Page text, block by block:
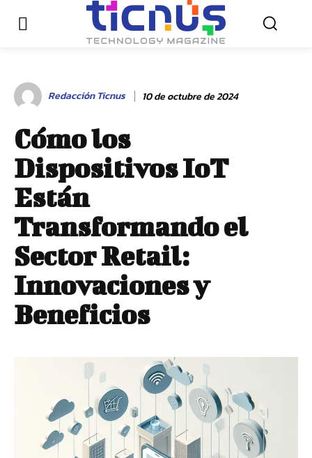
Redacción Ticnus 10 de octubre de 2024
Cómo los
Dispositivos IoT
Están
Transformando el
Sector Retail:
Innovaciones y
Beneficios